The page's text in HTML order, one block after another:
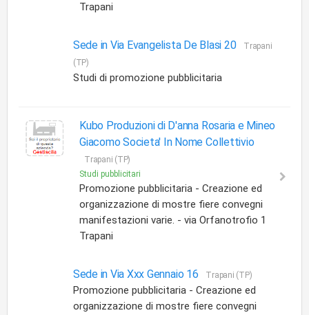
Trapani
Sede in Via Evangelista De Blasi 20
Trapani
(TP)
Studi di promozione pubblicitaria
Kubo Produzioni di D'anna Rosaria e Mineo
Giacomo Societa' In Nome Collettivio
Trapani (TP)
Studi pubblicitari
Promozione pubblicitaria - Creazione ed
organizzazione di mostre fiere convegni
manifestazioni varie. - via Orfanotrofio 1
Trapani
Sede in Via Xxx Gennaio 16 Trapani (TP)
Promozione pubblicitaria - Creazione ed
organizzazione di mostre fiere convegni